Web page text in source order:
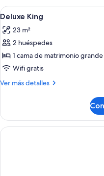
Abrir
todas
las
fotos
de
Deluxe
King
2
Deluxe King
23 m²
2 huéspedes
1 cama de matrimonio grande
Wifi gratis
Ver más detalles
Más
King